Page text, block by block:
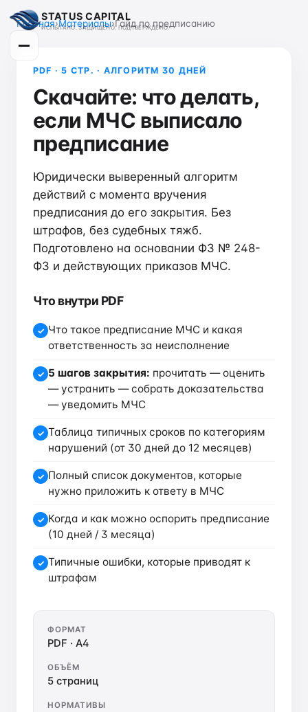
STATUS CAPITAL
ИСПЫТАНО. ЗАЩИЩЕНО. ПОДТВЕРЖДЕНО.
Главная›Материалы›Гайд по предписанию
PDF · 5 СТР. · АЛГОРИТМ 30 ДНЕЙ
Скачайте: что делать,
если МЧС выписало
предписание
Юридически выверенный алгоритм
действий с момента вручения
предписания до его закрытия. Без
штрафов, без судебных тяжб.
Подготовлено на основании ФЗ № 248-
ФЗ и действующих приказов МЧС.
Что внутри PDF
✓ Что такое предписание МЧС и какая
ответственность за неисполнение
✓ 5 шагов закрытия: прочитать — оценить
— устранить — собрать доказательства
— уведомить МЧС
✓ Таблица типичных сроков по категориям
нарушений (от 30 дней до 12 месяцев)
✓ Полный список документов, которые
нужно приложить к ответу в МЧС
✓ Когда и как можно оспорить предписание
(10 дней / 3 месяца)
✓ Типичные ошибки, которые приводят к
штрафам
ФОРМАТ
PDF · A4
ОБЪЁМ
5 страниц
НОРМАТИВЫ